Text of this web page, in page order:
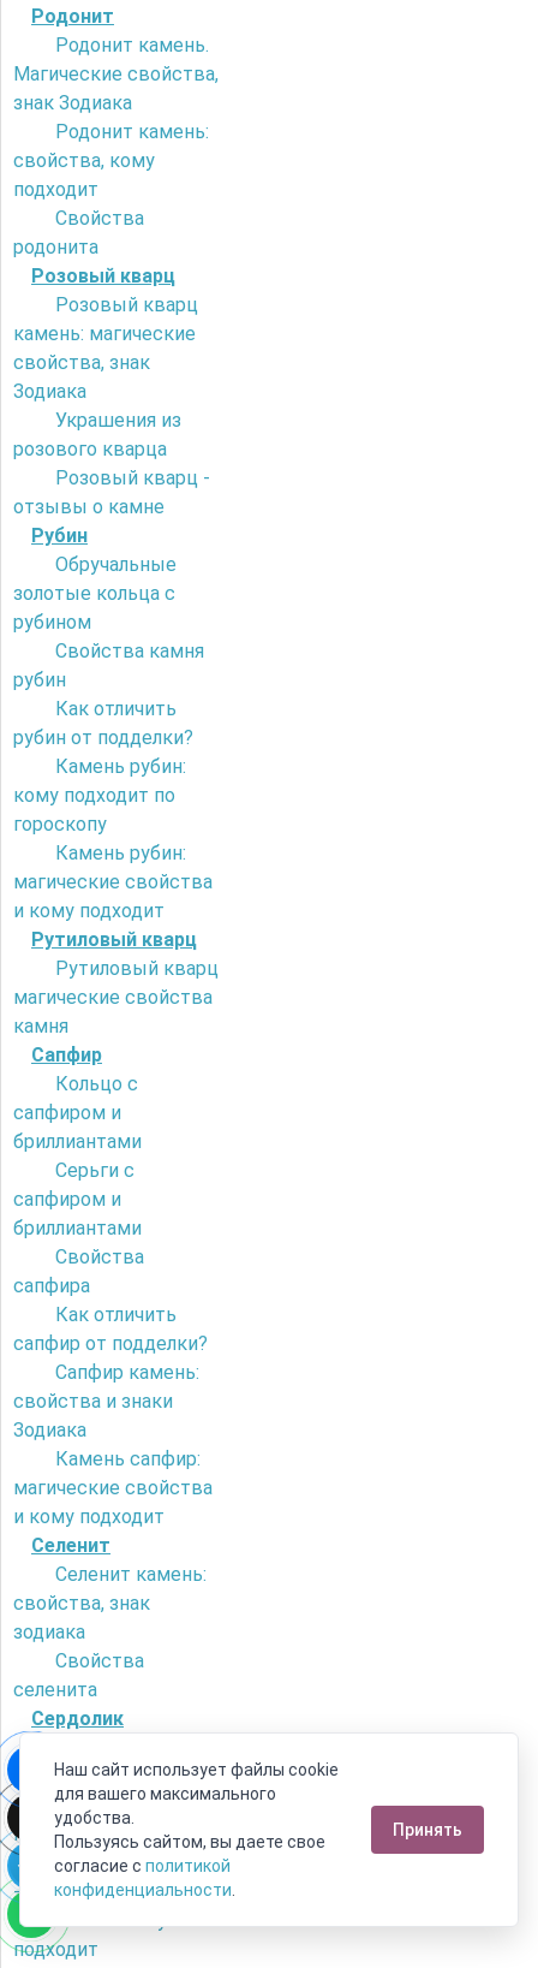
Родонит
Родонит камень.
Магические свойства,
знак Зодиака
Родонит камень:
свойства, кому
подходит
Свойства
родонита
Розовый кварц
Розовый кварц
камень: магические
свойства, знак
Зодиака
Украшения из
розового кварца
Розовый кварц -
отзывы о камне
Рубин
Обручальные
золотые кольца с
рубином
Свойства камня
рубин
Как отличить
рубин от подделки?
Камень рубин:
кому подходит по
гороскопу
Камень рубин:
магические свойства
и кому подходит
Рутиловый кварц
Рутиловый кварц
магические свойства
камня
Сапфир
Кольцо с
сапфиром и
бриллиантами
Серьги с
сапфиром и
бриллиантами
Свойства
сапфира
Как отличить
сапфир от подделки?
Сапфир камень:
свойства и знаки
Зодиака
Камень сапфир:
магические свойства
и кому подходит
Селенит
Селенит камень:
свойства, знак
зодиака
Свойства
селенита
Сердолик
сердолик от
искусственного
камня?
Камень сердолик
- его магические
свойства и кому
подходит
Наш сайт использует файлы cookie
для вашего максимального
удобства.
Пользуясь сайтом, вы даете свое
согласие с политикой
конфиденциальности
Принять